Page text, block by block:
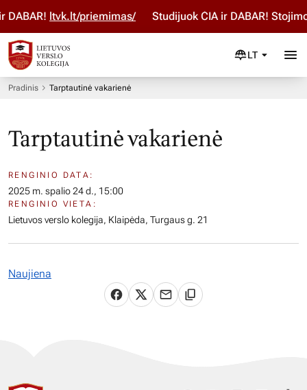
DABAR! ltvk.lt/priemimas/ Studijuok ČIA ir DABAR!
LT
Pradinis Tarptautinė vakarienė
Tarptautinė vakarienė
RENGINIO DATA:
2025 m. spalio 24 d., 15:00
RENGINIO VIETA:
Lietuvos verslo kolegija, Klaipėda, Turgaus g. 21
Naujiena